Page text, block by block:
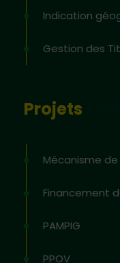
Indication
Gestion des
Projets
Mécanisme
Financement
PAMPIG
PPOV